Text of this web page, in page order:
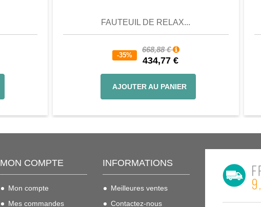
FAUTEUIL DE RELAX...
-35%
668,88 €
434,77 €
AJOUTER AU PANIER
MON COMPTE
Mon compte
Mes commandes
INFORMATIONS
Meilleures ventes
Contactez-nous